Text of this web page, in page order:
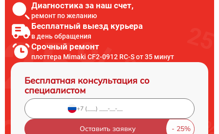
Диагностика за наш счет,
ремонт по желанию
Бесплатный выезд курьера
в день обращения
Срочный ремонт
плоттера Mimaki CF2-0912 RC-S от 35 минут
Бесплатная консультация со
специалистом
Оставить заявку